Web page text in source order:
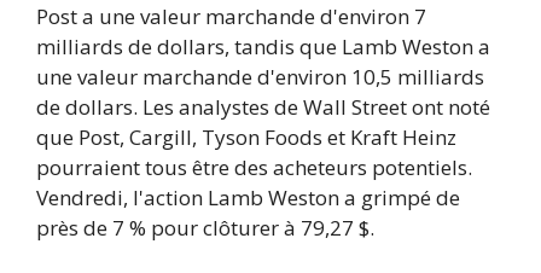
Post a une valeur marchande d'environ 7
milliards de dollars, tandis que Lamb Weston a
une valeur marchande d'environ 10,5 milliards
de dollars. Les analystes de Wall Street ont noté
que Post, Cargill, Tyson Foods et Kraft Heinz
pourraient tous être des acheteurs potentiels.
Vendredi, l'action Lamb Weston a grimpé de
près de 7 % pour clôturer à 79,27 $.